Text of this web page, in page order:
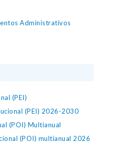
Administrativos
(PEI)
(PEI) 2026-2030
(POI) Multianual
(POI) multianual 2026